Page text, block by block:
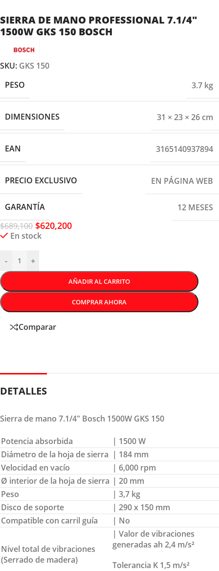
SIERRA DE MANO PROFESSIONAL 7.1/4″
1500W GKS 150 BOSCH
SKU: GKS 150
PESO
3.7 kg
DIMENSIONES 31 × 23 × 26 cm
EAN 3165140937894
PRECIO EXCLUSIVO EN PÁGINA WEB
GARANTÍA
12 MESES
$689,100 $620,200
En stock
- +
AÑADIR AL CARRITO
COMPRAR AHORA
Comparar
DETALLES
Sierra de mano 7.1/4″ Bosch 1500W GKS 150
Potencia absorbida
| 1500 W
Diámetro de la hoja de sierra | 184 mm
Velocidad en vacío
| 6,000 rpm
Ø interior de la hoja de sierra | 20 mm
Peso
| 3,7 kg
Disco de soporte
| 290 x 150 mm
Compatible con carril guía
| No
Nivel total de vibraciones
(Serrado de madera)
| Valor de vibraciones
generadas ah 2,4 m/s²
Tolerancia K 1,5 m/s²